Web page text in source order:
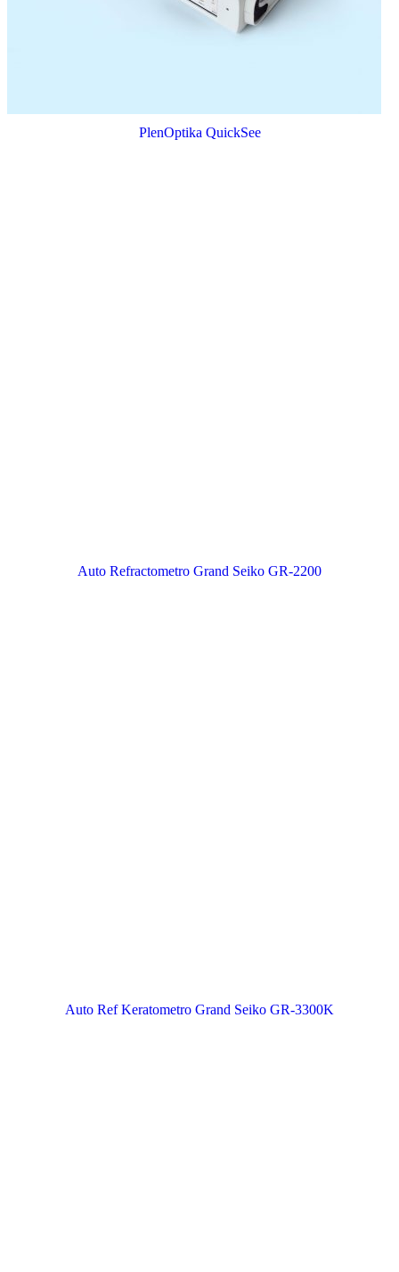
PlenOptika QuickSee
Auto Refractometro Grand Seiko GR-2200
Auto Ref Keratometro Grand Seiko GR-3300K